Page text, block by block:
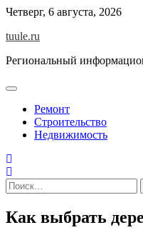
Skip
content
Четверг, 6 августа, 2026
tuule.ru
Региональный
Ремонт
Строительство
Недвижимость
Найти:
Как выбрать